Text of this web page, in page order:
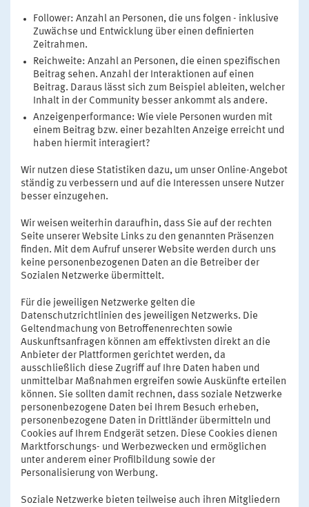
Follower: Anzahl an Personen, die uns folgen - inklusive
Zuwächse und Entwicklung über einen definierten
Zeitrahmen.
Reichweite: Anzahl an Personen, die einen spezifischen
Beitrag sehen. Anzahl der Interaktionen auf einen
Beitrag. Daraus lässt sich zum Beispiel ableiten, welcher
Inhalt in der Community besser ankommt als andere.
Anzeigenperformance: Wie viele Personen wurden mit
einem Beitrag bzw. einer bezahlten Anzeige erreicht und
haben hiermit interagiert?
Wir nutzen diese Statistiken dazu, um unser Online-Angebot
ständig zu verbessern und auf die Interessen unsere Nutzer
besser einzugehen.
Wir weisen weiterhin daraufhin, dass Sie auf der rechten
Seite unserer Website Links zu den genannten Präsenzen
finden. Mit dem Aufruf unserer Website werden durch uns
keine personenbezogenen Daten an die Betreiber der
Sozialen Netzwerke übermittelt.
Für die jeweiligen Netzwerke gelten die
Datenschutzrichtlinien des jeweiligen Netzwerks. Die
Geltendmachung von Betroffenenrechten sowie
Auskunftsanfragen können am effektivsten direkt an die
Anbieter der Plattformen gerichtet werden, da
ausschließlich diese Zugriff auf Ihre Daten haben und
unmittelbar Maßnahmen ergreifen sowie Auskünfte erteilen
können. Sie sollten damit rechnen, dass soziale Netzwerke
personenbezogene Daten bei Ihrem Besuch erheben,
personenbezogene Daten in Drittländer übermitteln und
Cookies auf Ihrem Endgerät setzen. Diese Cookies dienen
Marktforschungs- und Werbezwecken und ermöglichen
unter anderem einer Profilbildung sowie der
Personalisierung von Werbung.
Soziale Netzwerke bieten teilweise auch ihren Mitgliedern